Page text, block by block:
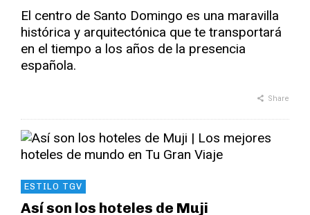
El centro de Santo Domingo es una maravilla
histórica y arquitectónica que te transportará
en el tiempo a los años de la presencia
española.
Share
ESTILO TGV
Así son los hoteles de Muji